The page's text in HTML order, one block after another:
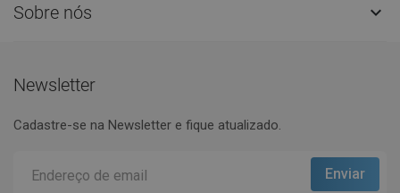
Sobre nós 
Newsletter
Cadastre-se na Newsletter e fique atualizado.